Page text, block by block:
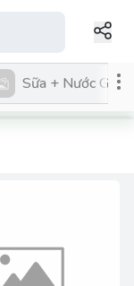
Sữa + Nước GK